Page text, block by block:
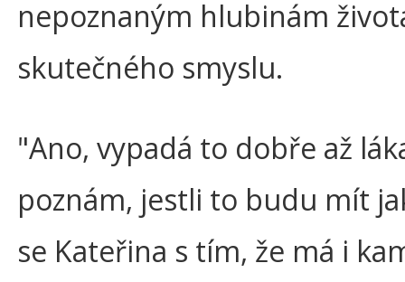
nepoznaným hlubinám
skutečného smyslu.
"Ano, vypadá to dobře až
poznám, jestli to budu mít
se Kateřina s tím, že má i